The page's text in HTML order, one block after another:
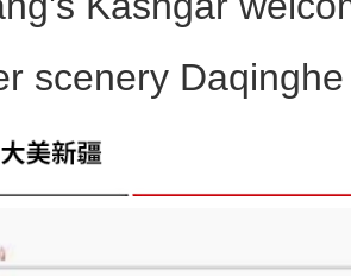
海拔4800米！新疆民警
scenery